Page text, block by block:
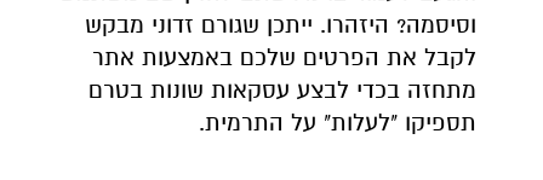
וסיסמה? היזהרו. ייתכן שגורם זדוני מבקש
לקבל את הפרטים שלכם באמצעות אתר
מתחזה בכדי לבצע עסקאות שונות בטרם
תספיקו "לעלות" על התרמית.